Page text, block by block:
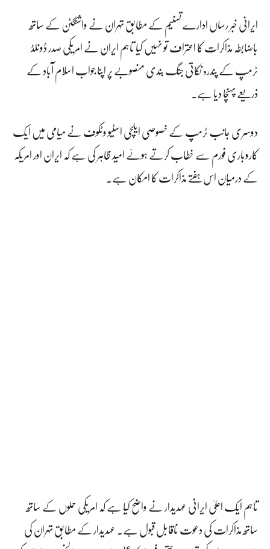
ایرانی خبر رساں ادارے تسنیم کے مطابق تہران نے واشنگٹن کے ساتھ
باضابطہ مذاکرات کا اعتراف تو نہیں کیا تاہم ایران نے امریکی صدر ڈونلڈ
ٹرمپ کے پندرہ نکاتی جنگ بندی منصوبے پر اپنا جواب اسلام آباد کے
ذریعے پہنچا دیا ہے۔
دوسری جانب ٹرمپ کے خصوصی ایلچی اسٹیو وٹکوف نے میامی میں ایک
کاروباری فورم سے خطاب کرتے ہوئے امید ظاہر کی ہے کہ ایران اور امریکہ
کے درمیان اس ہفتے مذاکرات کا امکان ہے۔
تاہم ایک اعلیٰ ایرانی عہدیدار نے واضح کیا ہے کہ امریکی حملوں کے ساتھ
ساتھ مذاکرات کی دعوت ناقابل قبول ہے۔ عہدیدار کے مطابق تہران کی